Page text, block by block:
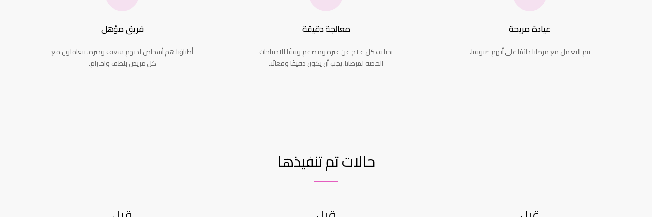
فريق مؤهل
أطباؤنا هم أشخاص لديهم شغف وخبرة. يتعاملون مع
كل مريض بلطف واحترام.
معالجة دقيقة
يختلف كل علاج عن غيره ومصمم وفقًا للاحتياجات
الخاصة لمرضانا. يجب أن يكون دقيقًا وفعالًا.
عيادة مريحة
يتم التعامل مع مرضانا دائمًا على أنهم ضيوفنا.
حالات تم تنفيذها